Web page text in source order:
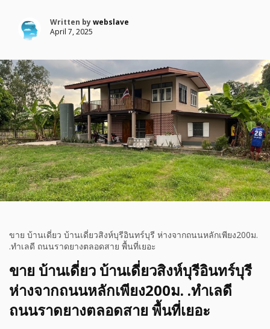
Written bywebslave
April 7, 2025
ขาย บ้านเดี่ยว บ้านเดี่ยวสิงห์บุรีอินทร์บุรี ห่างจากถนนหลักเพียง200ม.
.ทำเลดี ถนนราดยางตลอดสาย พื้นที่เยอะ
ขาย บ้านเดี่ยว บ้านเดี่ยวสิงห์บุรีอินทร์บุรี
ห่างจากถนนหลักเพียง200ม. .ทำเลดี
ถนนราดยางตลอดสาย พื้นที่เยอะ